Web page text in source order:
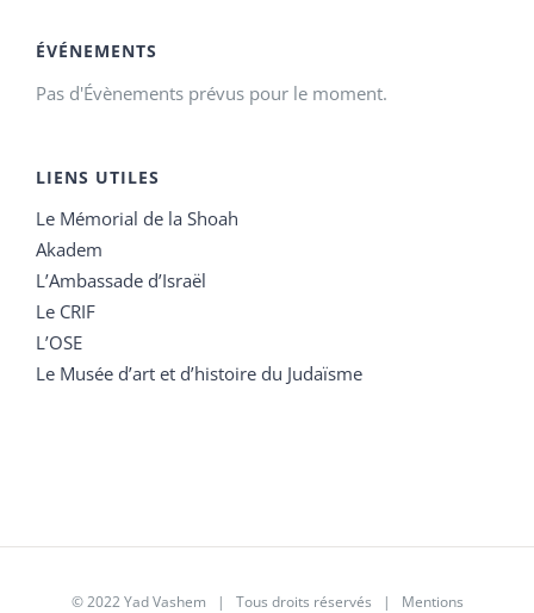
ÉVÉNEMENTS
Pas d'Évènements prévus pour le moment.
LIENS UTILES
Le Mémorial de la Shoah
Akadem
L’Ambassade d’Israël
Le CRIF
L’OSE
Le Musée d’art et d’histoire du Judaïsme
© 2022 Yad Vashem | Tous droits réservés | Mentions